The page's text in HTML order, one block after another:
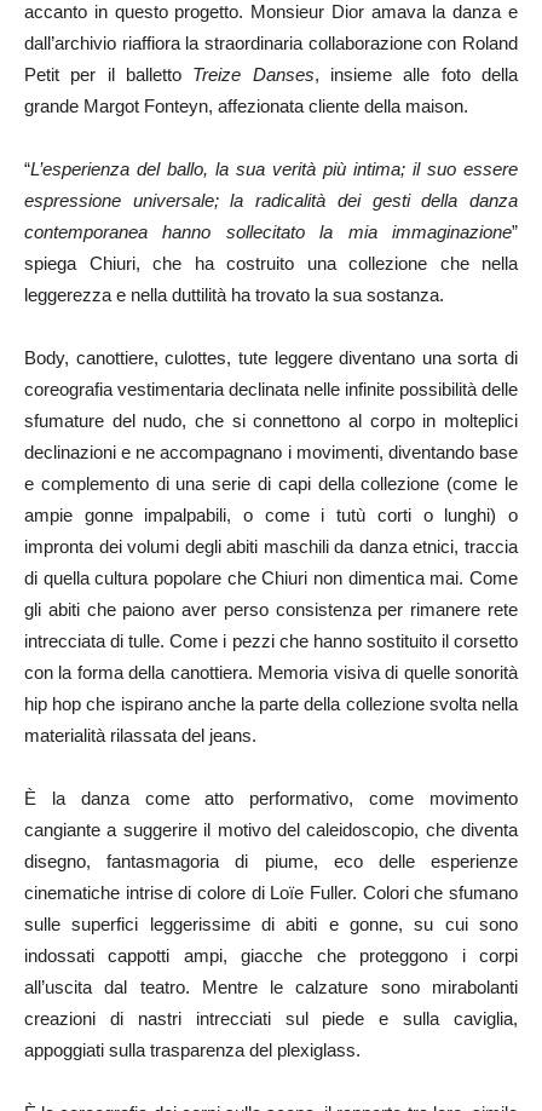
accanto in questo progetto. Monsieur Dior amava la danza e
dall’archivio riaffiora la straordinaria collaborazione con Roland
Petit per il balletto Treize Danses, insieme alle foto della
grande Margot Fonteyn, affezionata cliente della maison.
“L’esperienza del ballo, la sua verità più intima; il suo essere
espressione universale; la radicalità dei gesti della danza
contemporanea hanno sollecitato la mia immaginazione”
spiega Chiuri, che ha costruito una collezione che nella
leggerezza e nella duttilità ha trovato la sua sostanza.
Body, canottiere, culottes, tute leggere diventano una sorta di
coreografia vestimentaria declinata nelle infinite possibilità delle
sfumature del nudo, che si connettono al corpo in molteplici
declinazioni e ne accompagnano i movimenti, diventando base
e complemento di una serie di capi della collezione (come le
ampie gonne impalpabili, o come i tutù corti o lunghi) o
impronta dei volumi degli abiti maschili da danza etnici, traccia
di quella cultura popolare che Chiuri non dimentica mai. Come
gli abiti che paiono aver perso consistenza per rimanere rete
intrecciata di tulle. Come i pezzi che hanno sostituito il corsetto
con la forma della canottiera. Memoria visiva di quelle sonorità
hip hop che ispirano anche la parte della collezione svolta nella
materialità rilassata del jeans.
È la danza come atto performativo, come movimento
cangiante a suggerire il motivo del caleidoscopio, che diventa
disegno, fantasmagoria di piume, eco delle esperienze
cinematiche intrise di colore di Loïe Fuller. Colori che sfumano
sulle superfici leggerissime di abiti e gonne, su cui sono
indossati cappotti ampi, giacche che proteggono i corpi
all’uscita dal teatro. Mentre le calzature sono mirabolanti
creazioni di nastri intrecciati sul piede e sulla caviglia,
appoggiati sulla trasparenza del plexiglass.